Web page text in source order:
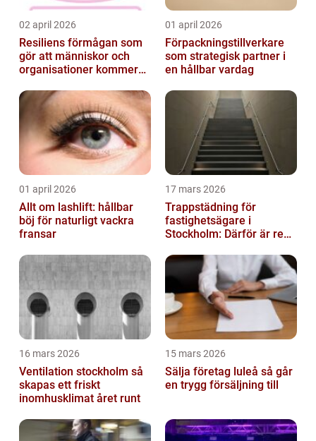
02 april 2026
Resiliens förmågan som
gör att människor och
organisationer kommer
01 april 2026
Förpackningstillverkare
som strategisk partner i
en hållbar vardag
01 april 2026
Allt om lashlift: hållbar
böj för naturligt vackra
fransar
17 mars 2026
Trappstädning för
fastighetsägare i
Stockholm: Därför är rena
investering
16 mars 2026
Ventilation stockholm så
skapas ett friskt
inomhusklimat året runt
15 mars 2026
Sälja företag luleå så går
en trygg försäljning till